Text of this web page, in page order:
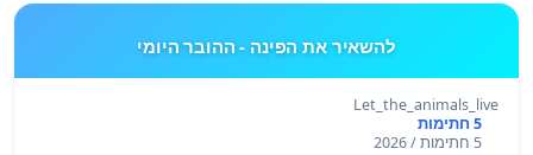
להשאיר את הפינה - ההובר היומי
Let_the_animals_live
5 חתימות
5 חתימות / 2026